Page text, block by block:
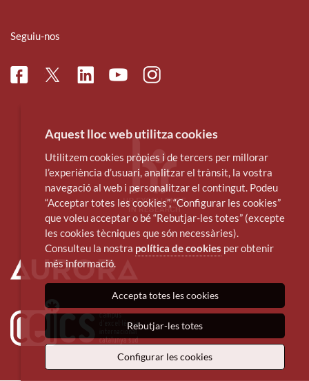
Seguiu-nos
FacebookTwitterLinkedinYoutubeInstagram
Aquest lloc web utilitza cookies
Utilitzem cookies pròpies i de tercers per millorar
l’experiència d’usuari, analitzar el trànsit, la vostra
navegació al web i personalitzar el contingut. Podeu
“Acceptar totes les cookies”, “Configurar les cookies”
que voleu acceptar o bé “Rebutjar-les totes” (excepte
les cookies tècniques que són necessàries).
Consulteu la nostra política de cookies per obtenir
més informació.
Accepta totes les cookies
Rebutjar-les totes
Configurar les cookies